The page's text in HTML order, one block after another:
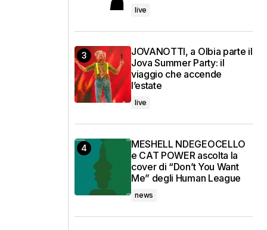
live
JOVANOTTI, a Olbia parte il
Jova Summer Party: il
viaggio che accende
l’estate
live
MESHELL NDEGEOCELLO
e CAT POWER ascolta la
cover di “Don’t You Want
Me” degli Human League
news